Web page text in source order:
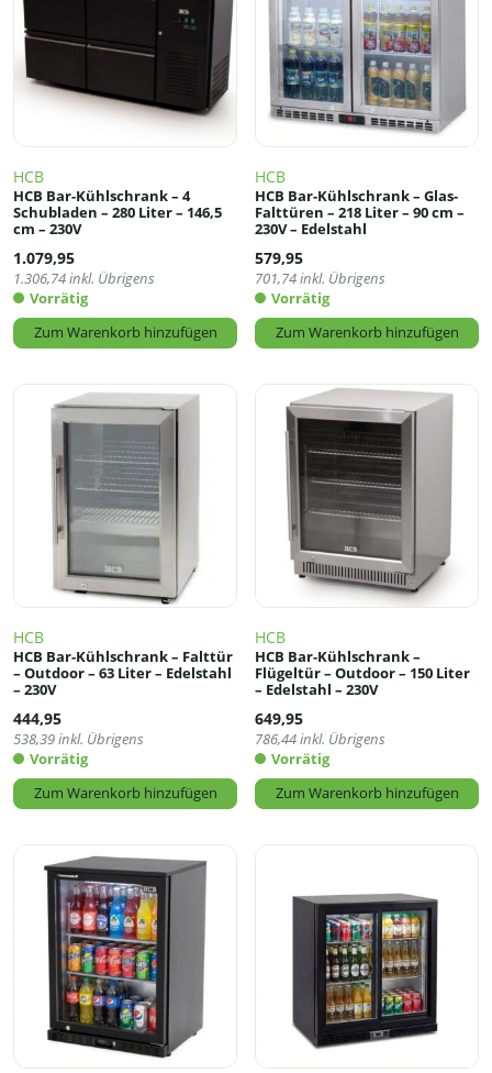
HCB
HCB Bar-Kühlschrank – 4
Schubladen – 280 Liter – 146,5
cm – 230V
1.079,95
1.306,74inkl. Übrigens
Vorrätig
Zum Warenkorb hinzufügen
HCB
HCB Bar-Kühlschrank – Glas-
Falttüren – 218 Liter – 90 cm –
230V – Edelstahl
579,95
701,74inkl. Übrigens
Vorrätig
Zum Warenkorb hinzufügen
HCB
HCB Bar-Kühlschrank – Falttür
– Outdoor – 63 Liter – Edelstahl
– 230V
444,95
538,39inkl. Übrigens
Vorrätig
Zum Warenkorb hinzufügen
HCB
HCB Bar-Kühlschrank –
Flügeltür – Outdoor – 150 Liter
– Edelstahl – 230V
649,95
786,44inkl. Übrigens
Vorrätig
Zum Warenkorb hinzufügen